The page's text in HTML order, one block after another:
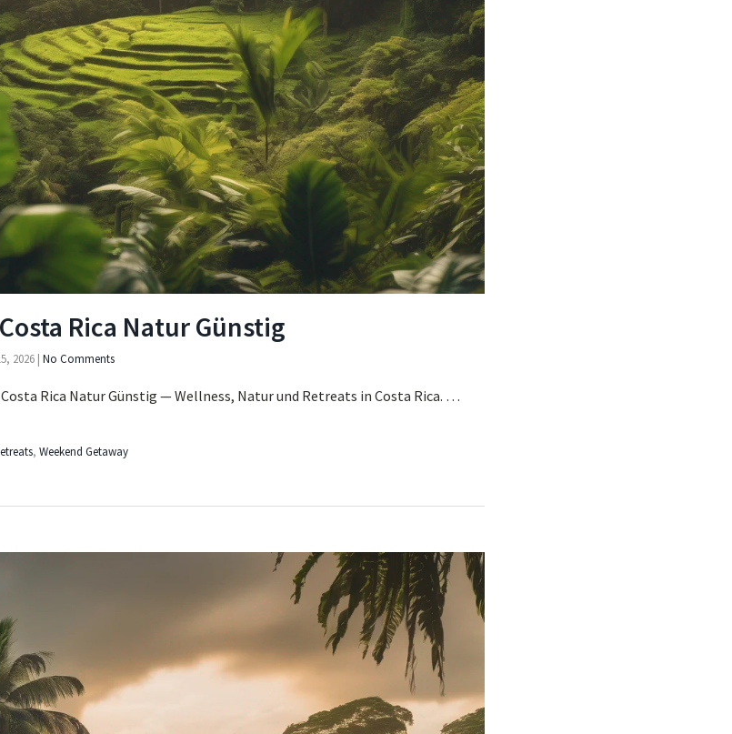
Rica Natur Günstig
2026 | No Comments
Rica Natur Günstig — Wellness, Natur und Retreats in Costa Rica. …
, Weekend Getaway